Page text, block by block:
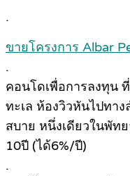
.
ขายโครงการ Albar
.
คอนโดเพื่อการลงทุน
ทะเล ห้องวิวหันไปทา
สบาย หนึ่งเดียวในพัท
10ปี (ได้6%/ปี)
.